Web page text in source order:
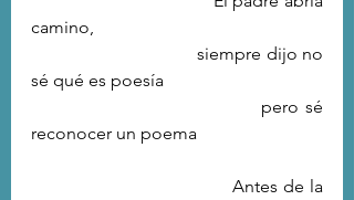
camino,
siempre dijo no
sé qué es poesía
pero sé
reconocer un poema
Antes de la